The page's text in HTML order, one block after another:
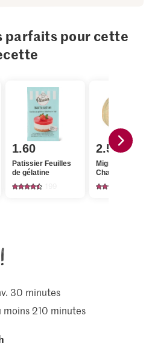
parfaits pour cette
1.60
Patissier Feuilles
de gélatine
2.50
Migros Melons
Charentais
30 minutes
moins 210 minutes